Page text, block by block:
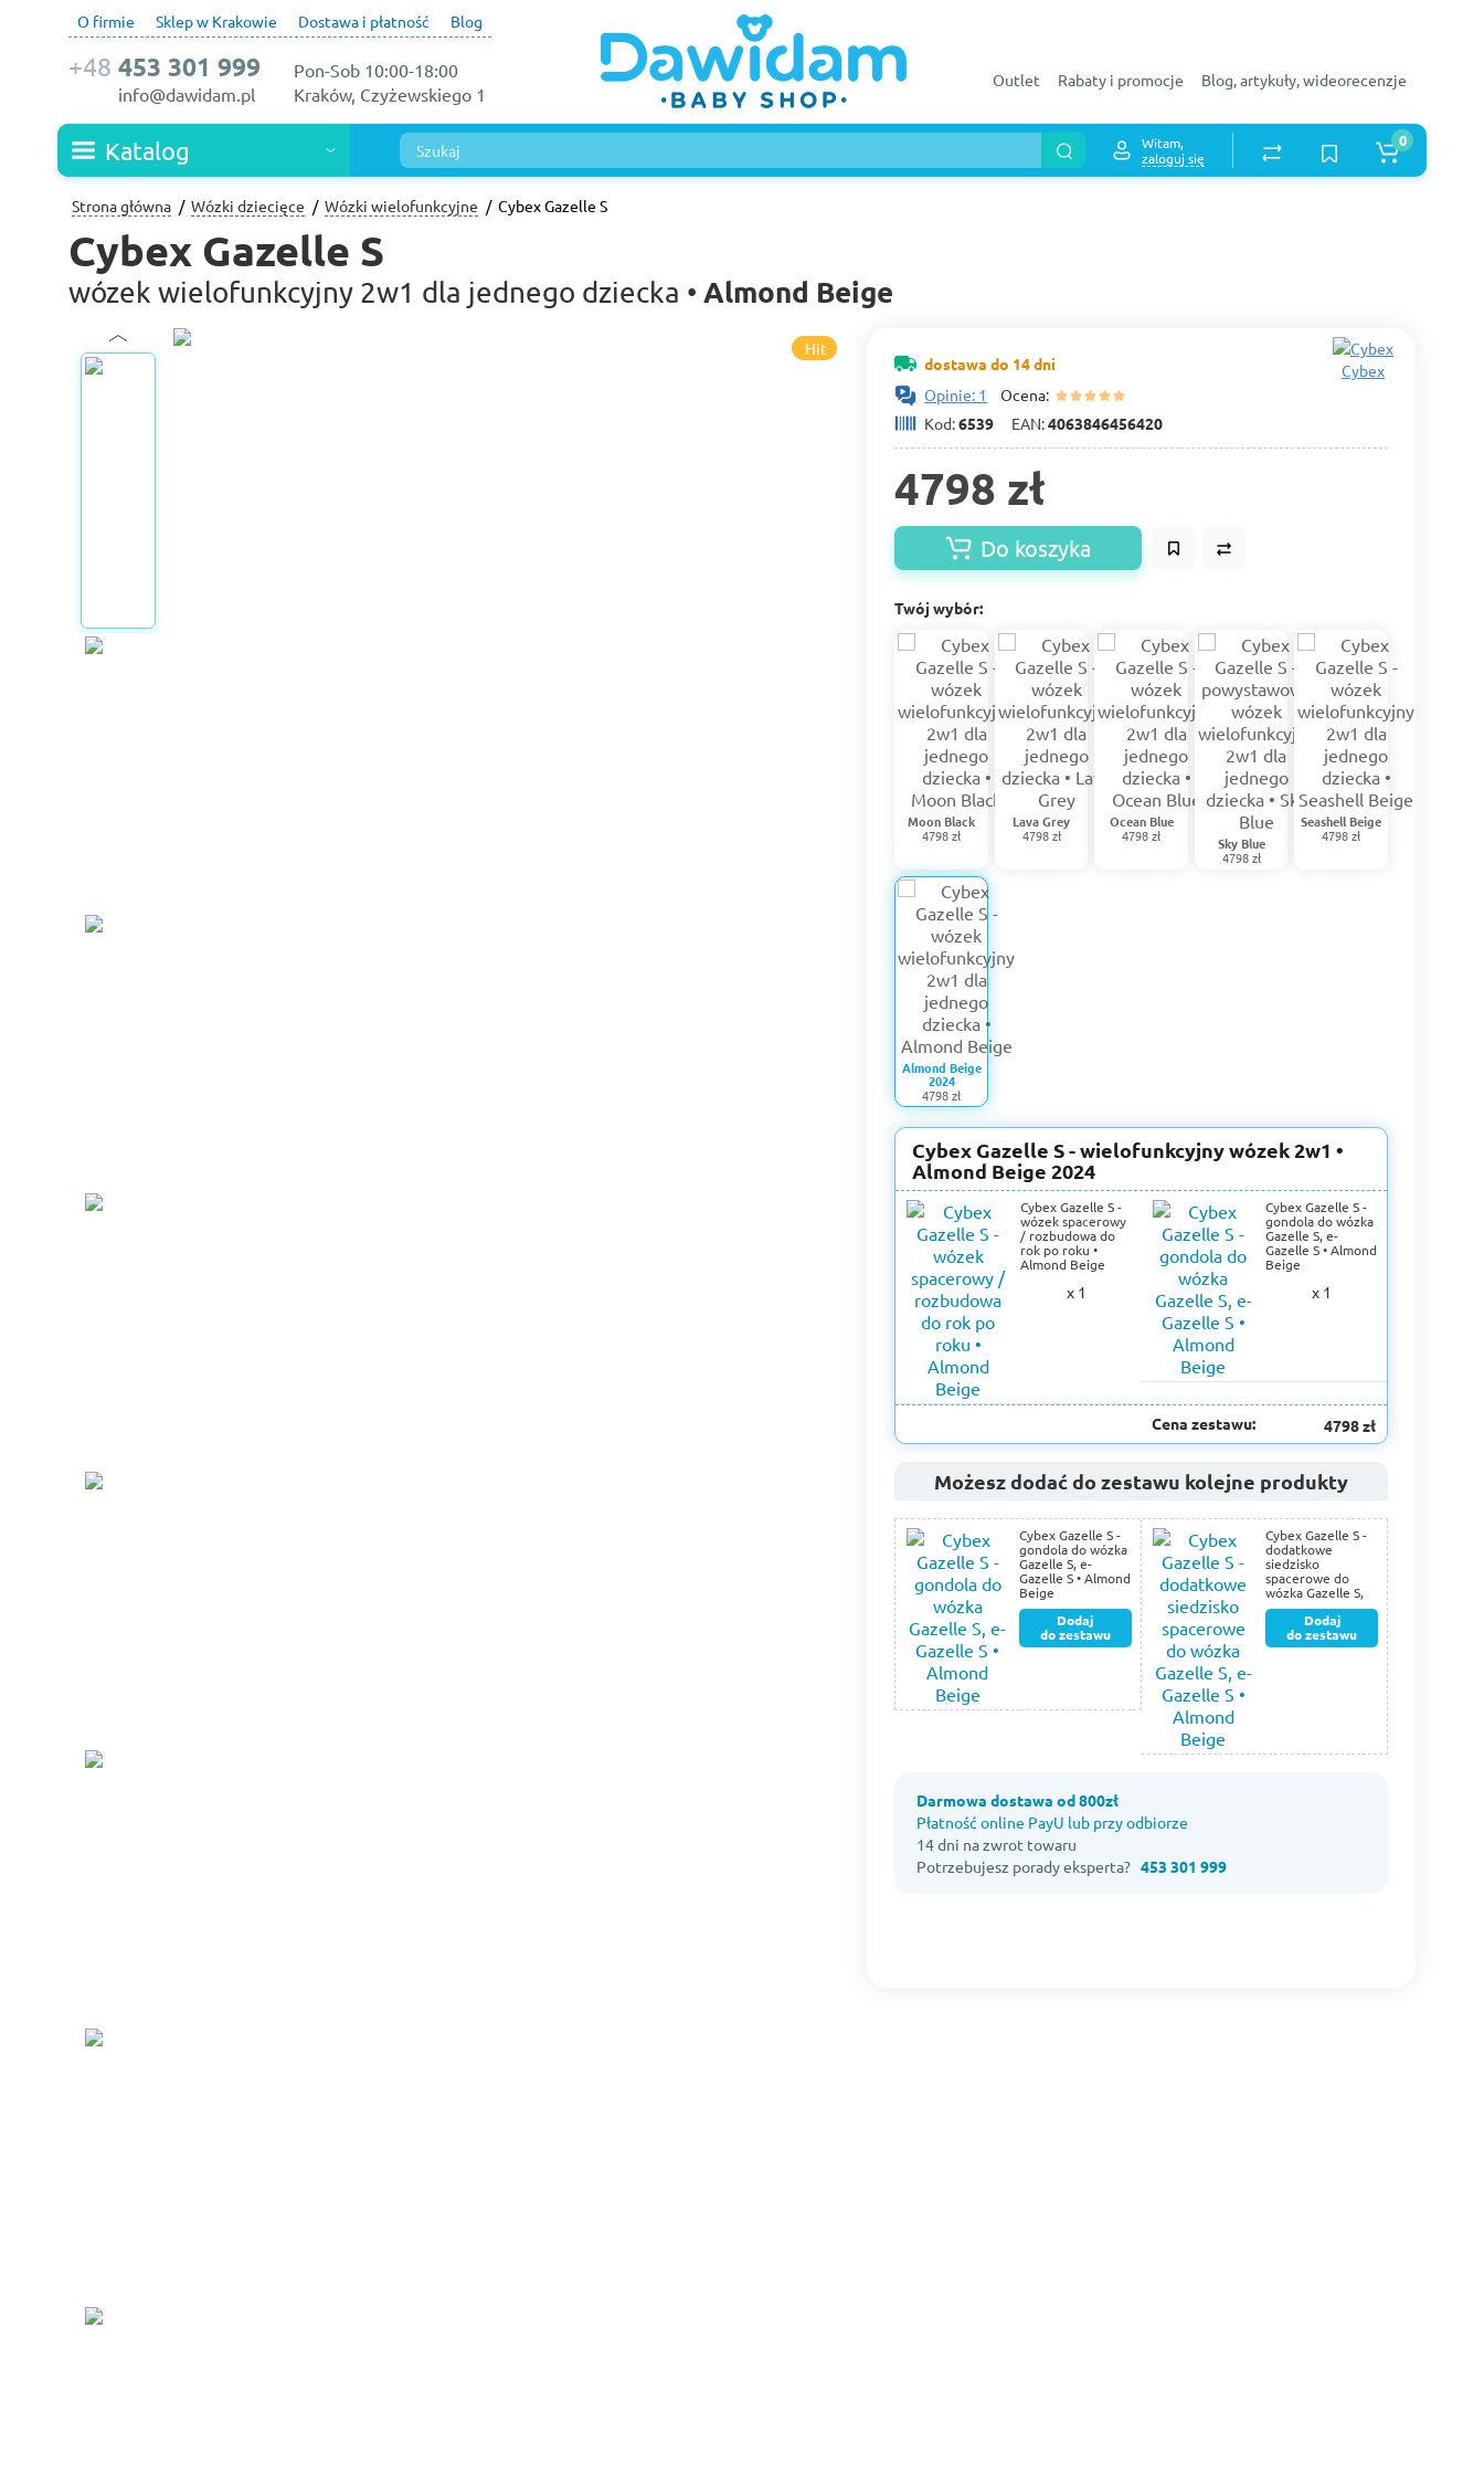
O firmie Sklep w Krakowie Dostawa i płatność Blog
Pon-Sob 10:00-18:00
Kraków, Czyżewskiego 1
+48 453 301 999
info@dawidam.pl
Outlet Rabaty i promocje Blog, artykuły, wideorecenzje
Katalog
Witam,
zaloguj się
0
Strona główna Wózki dziecięce Wózki wielofunkcyjne Cybex Gazelle S
Cybex Gazelle S
wózek wielofunkcyjny 2w1 dla jednego dziecka • Almond Beige
Hit
dostawa do 14 dni
Opinie: 1
Ocena:
Kod:6539 EAN:4063846456420
Cybex
4798 zł
Do koszyka
Twój wybór:
Moon Black
4798 zł
Lava Grey
4798 zł
Ocean Blue
4798 zł
Sky Blue
4798 zł
Seashell Beige
4798 zł
Almond Beige
2024
4798 zł
Cybex Gazelle S - wielofunkcyjny wózek 2w1 •
Almond Beige 2024
Cybex Gazelle S -
wózek spacerowy
/ rozbudowa do
rok po roku •
Almond Beige
x 1
Cybex Gazelle S -
gondola do wózka
Gazelle S, e-
Gazelle S • Almond
Beige
x 1
Cena zestawu: 4798 zł
Możesz dodać do zestawu kolejne produkty
Cybex Gazelle S -
gondola do wózka
Gazelle S, e-
Gazelle S • Almond
Beige
Dodaj
do zestawu
Cybex Gazelle S -
dodatkowe
siedzisko
spacerowe do
wózka Gazelle S,
e-Gazelle S •
Almond Beige
Dodaj
do zestawu
Darmowa dostawa od 800zł
Płatność online PayU lub przy odbiorze
14 dni na zwrot towaru
Potrzebujesz porady eksperta?453 301 999